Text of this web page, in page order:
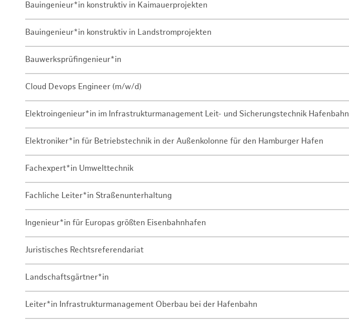
Bauingenieur*in konstruktiv in Kaimauerprojekten
Bauingenieur*in konstruktiv in Landstromprojekten
Bauwerksprüfingenieur*in
Cloud Devops Engineer (m/w/d)
Elektroingenieur*in im Infrastrukturmanagement Leit- und Sicherungstechnik Hafenbahn
Elektroniker*in für Betriebstechnik in der Außenkolonne für den Hamburger Hafen
Fachexpert*in Umwelttechnik
Fachliche Leiter*in Straßenunterhaltung
Ingenieur*in für Europas größten Eisenbahnhafen
Juristisches Rechtsreferendariat
Landschaftsgärtner*in
Leiter*in Infrastrukturmanagement Oberbau bei der Hafenbahn